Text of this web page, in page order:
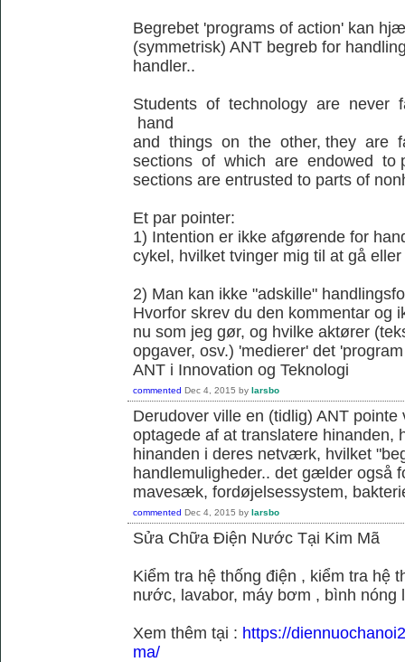
Begrebet 'programs of action' kan
(symmetrisk) ANT begreb for
handler..
Students of technology are never
hand
and things on the other, they are
sections of which are endowed to
sections are entrusted to parts of
Et par pointer:
1) Intention er ikke afgørende for
cykel, hvilket tvinger mig til at gå
2) Man kan ikke "adskille"
Hvorfor skrev du den kommentar og
nu som jeg gør, og hvilke aktører
opgaver, osv.) 'medierer' det
ANT i Innovation og Teknologi
commented Dec 4, 2015 by larsbo
Derudover ville en (tidlig) ANT
optagede af at translatere hinanden,
hinanden i deres netværk, hvilket
handlemuligheder.. det gælder også
mavesæk, fordøjelsessystem,
commented Dec 4, 2015 by larsbo
Sửa Chữa Điện Nước Tại Kim Mã
Kiểm tra hệ thống điện , kiểm tra hệ
nước, lavabor, máy bơm , bình nóng
Xem thêm tại : https://
ma/